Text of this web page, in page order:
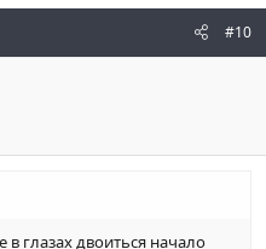
#10
глазах двоиться начало